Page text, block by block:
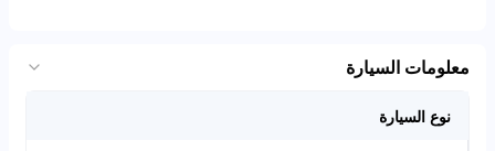
معلومات السيارة
نوع السيارة